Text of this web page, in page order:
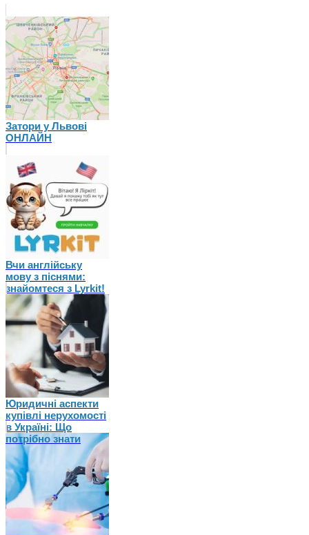
Затори у Львові
ОНЛАЙН
Вчи англійську
мову з піснями:
знайомтеся з Lyrkit!
Юридичні аспекти
купівлі нерухомості
в Україні: Що
потрібно знати